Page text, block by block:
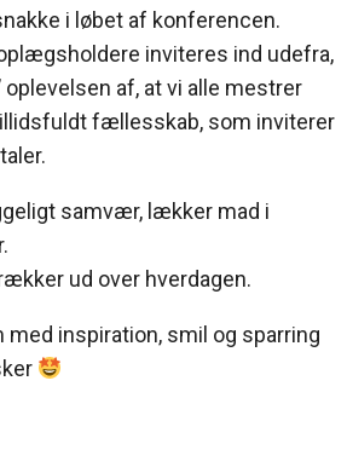
i løbet af konferencen.
inviteres ind udefra,
oplevelsen af, at vi alle mestrer
fællesskab, som inviterer
samvær, lækker mad i
ud over hverdagen.
med inspiration, smil og sparring